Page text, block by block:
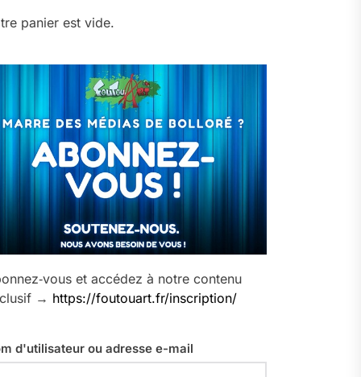
panier est vide.
et accédez à notre contenu
→ https://foutouart.fr/inscription/
d'utilisateur ou adresse e-mail